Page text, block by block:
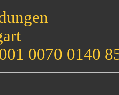
0070 0140